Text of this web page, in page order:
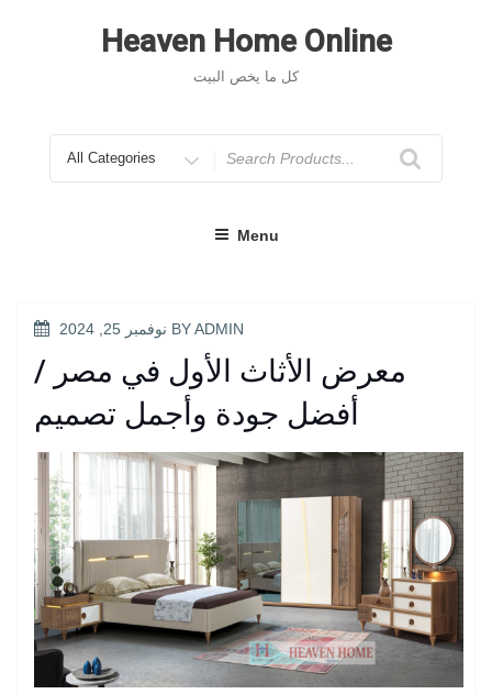
Heaven Home Online
كل ما يخص البيت
for
Menu
POSTED
نوفمبر 25, 2024 BYADMIN
معرض الأثاث الأول في مصر /
أفضل جودة وأجمل تصميم